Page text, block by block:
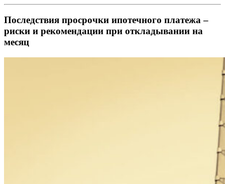
Последствия просрочки ипотечного платежа –
риски и рекомендации при откладывании на
месяц